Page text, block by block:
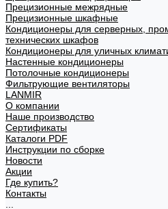
Прецизионные межрядные
Прецизионные шкафные
Кондиционеры для серверных,
технических шкафов
Кондиционеры для уличных
Настенные кондиционеры
Потолочные кондиционеры
Фильтрующие вентиляторы
LANMIR
О компании
Наше производство
Сертификаты
Каталоги PDF
Инструкции по сборке
Новости
Акции
Где купить?
Контакты